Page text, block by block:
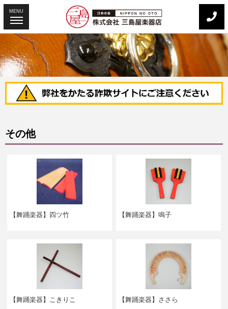
MENU
その他
【舞踊楽器】四ツ竹 【舞踊楽器】鳴子
【舞踊楽器】こきりこ 【舞踊楽器】ささら